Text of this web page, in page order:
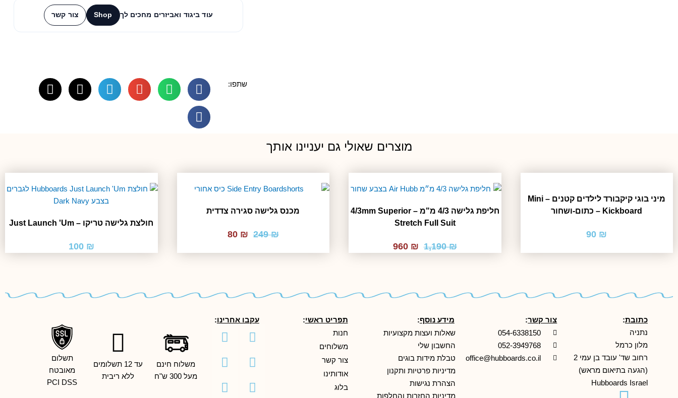
עוד ביגוד ואביזרים מחכים לך Shop צור קשר
שתפו:
מוצרים שאולי גם יעניינו אותך
מיני בוגי קיקבורד לילדים קטנים – Mini
Kickboard – כתום-ושחור
₪
חליפת גלישה 4/3 מ"מ – 4/3mm Superior
Stretch Full Suit
₪
1,190
המחיר
₪
960
המחיר
מכנס גלישה סגירה צדדית
₪
249
המחיר
₪
80
המחיר
חולצת גלישה טריקו – Just Launch 'Um
₪
100
כתובת:
נתניה
מלון כרמל
רחוב שד' עובד בן עמי 2
(הגעה בתיאום מראש)
Hubboards Israel
צור קשר:
054-6338150
052-3949768
office@hubboards.co.il
מידע נוסף:
שאלות ועצות מקצועיות
החשבון שלי
טבלת מידות בוגים
מדיניות פרטיות ותקנון
הצהרת נגישות
מדיניות החזרות והחלפות
תפריט ראשי:
חנות
משלוחים
צור קשר
אודותינו
בלוג
עקבו אחרינו:
Instagram
Facebook Tiktok
YoutubeThreads
twitterמשלוח חינם
מעל 300 ש"ח
עד 12 תשלומים
ללא ריבית
תשלום
מאובטח
PCI DSS